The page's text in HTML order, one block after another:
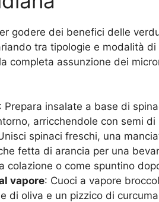
godere dei benefici delle
tra tipologie e modalità
completa assunzione dei
: Prepara insalate a base di
arricchendole con semi
spinaci freschi, una
fetta di arancia per una
colazione o come spuntino
vapore: Cuoci a vapore
di oliva e un pizzico di